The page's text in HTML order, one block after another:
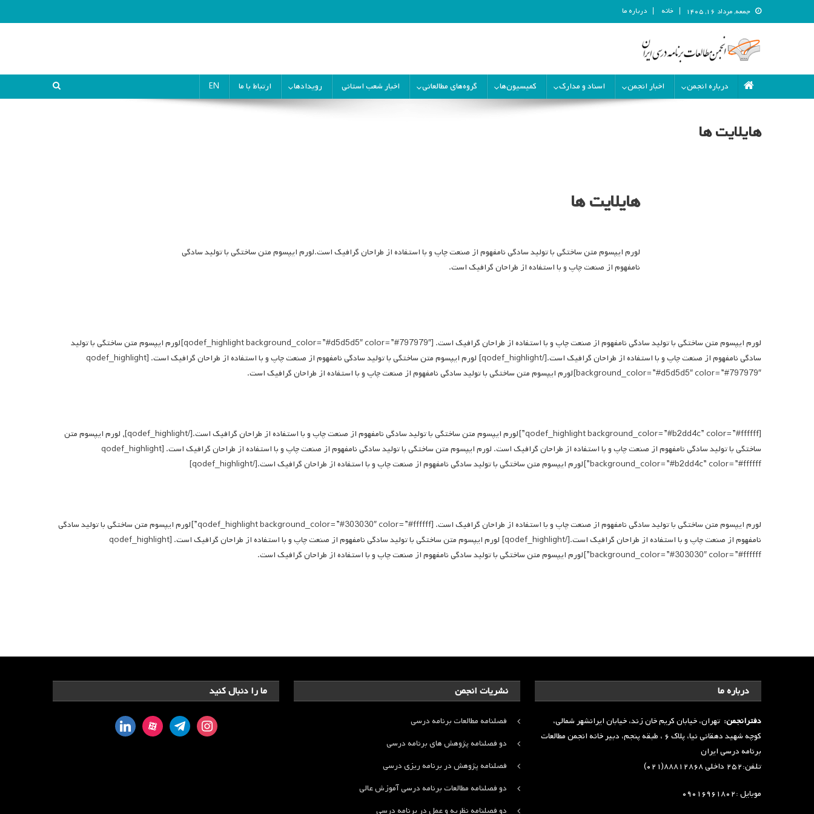
جمعه, مرداد ۱۶, ۱۴۰۵ خانه درباره ما
انجمن مطالعات برنامه درسی ایران
درباره انجمن
اخبار انجمن اسناد و مدارک کمیسیون‌ها گروه‌های مطالعاتی اخبار شعب استانی رویدادها ارتباط با ما EN
هایلایت ها
هایلایت ها
لورم ایپسوم متن ساختگی با تولید سادگی نامفهوم از صنعت چاپ و با استفاده از طراحان گرافیک است.لورم ایپسوم متن ساختگی با تولید سادگی
نامفهوم از صنعت چاپ و با استفاده از طراحان گرافیک است.
لورم ایپسوم متن ساختگی با تولید سادگی نامفهوم از صنعت چاپ و با استفاده از طراحان گرافیک است. [qodef_highlight background_color=”#d5d5d5″ color=”#797979″]لورم ایپسوم متن ساختگی با تولید
سادگی نامفهوم از صنعت چاپ و با استفاده از طراحان گرافیک است.[/qodef_highlight] لورم ایپسوم متن ساختگی با تولید سادگی نامفهوم از صنعت چاپ و با استفاده از طراحان گرافیک است. [qodef_highlight
background_color=”#d5d5d5″ color=”#797979″]لورم ایپسوم متن ساختگی با تولید سادگی نامفهوم از صنعت چاپ و با استفاده از طراحان گرافیک است.
[qodef_highlight background_color=”#b2dd4c” color=”#ffffff”]لورم ایپسوم متن ساختگی با تولید سادگی نامفهوم از صنعت چاپ و با استفاده از طراحان گرافیک است.[/qodef_highlight], لورم ایپسوم متن
ساختگی با تولید سادگی نامفهوم از صنعت چاپ و با استفاده از طراحان گرافیک است. لورم ایپسوم متن ساختگی با تولید سادگی نامفهوم از صنعت چاپ و با استفاده از طراحان گرافیک است. [qodef_highlight
background_color=”#b2dd4c” color=”#ffffff”]لورم ایپسوم متن ساختگی با تولید سادگی نامفهوم از صنعت چاپ و با استفاده از طراحان گرافیک است.[/qodef_highlight]
لورم ایپسوم متن ساختگی با تولید سادگی نامفهوم از صنعت چاپ و با استفاده از طراحان گرافیک است. [qodef_highlight background_color=”#303030″ color=”#ffffff”]لورم ایپسوم متن ساختگی با تولید سادگی
نامفهوم از صنعت چاپ و با استفاده از طراحان گرافیک است.[/qodef_highlight] لورم ایپسوم متن ساختگی با تولید سادگی نامفهوم از صنعت چاپ و با استفاده از طراحان گرافیک است. [qodef_highlight
background_color=”#303030″ color=”#ffffff”]لورم ایپسوم متن ساختگی با تولید سادگی نامفهوم از صنعت چاپ و با استفاده از طراحان گرافیک است.
ما را دنبال کنید
instagram
telegram
aparat
linkedin
نشریات انجمن
فصلنامه مطالعات برنامه درسی
دو فصلنامه پژوهش های برنامه درسی
فصلنامه پژوهش در برنامه ریزی درسی
دو فصلنامه مطالعات برنامه درسی آموزش عالی
دو فصلنامه نظریه و عمل در برنامه درسی
درباره ما
دفترانجمن: تهران، خیابان کریم خان زند، خیابان ایرانشهر شمالی،
کوچه شهید دهقانی نیا، پلاک ۶ ، طبقه پنجم، دبیر خانه انجمن مطالعات
برنامه درسی ایران
تلفن:۲۵۲ داخلی ۸۸۸۱۲۸۶۸(۰۲۱)
موبایل :۰۹۰۱۶۹۶۱۸۰۲